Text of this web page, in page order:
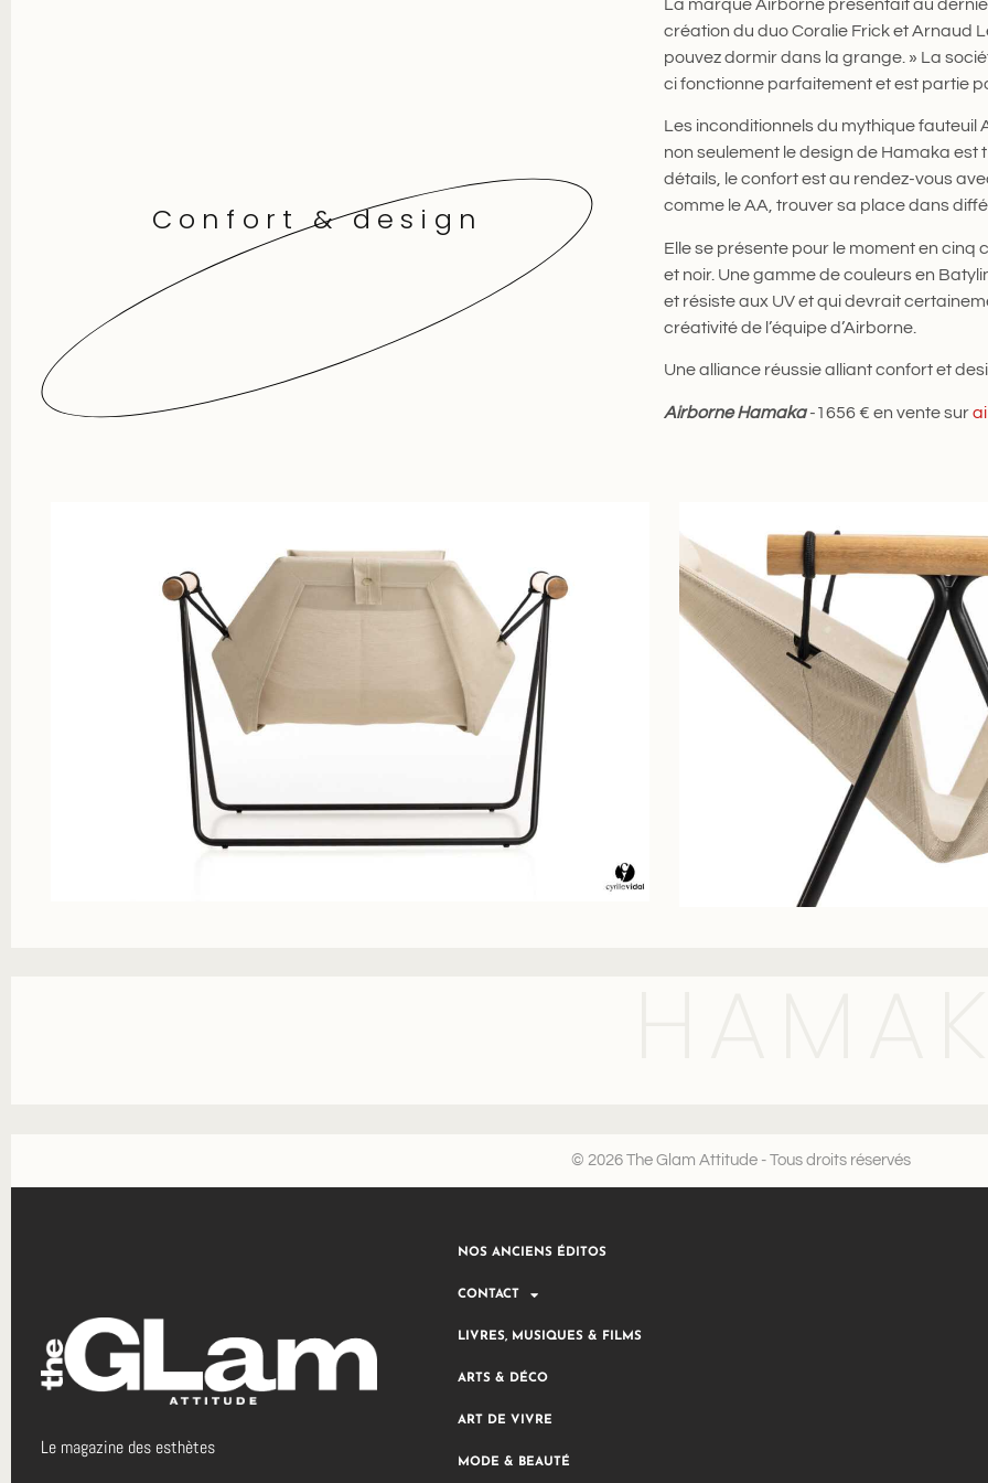
Confort & design
La marque Airborne présentait au
création du duo Coralie Frick et Arnaud
pouvez dormir dans la grange. » La
ci fonctionne parfaitement et est partie
Les inconditionnels du mythique fauteuil
non seulement le design de Hamaka
détails, le confort est au rendez-vous
comme le AA, trouver sa place dans
Elle se présente pour le moment en
et noir. Une gamme de couleurs en
et résiste aux UV et qui devrait
créativité de l’équipe d’Airborne.
Une alliance réussie alliant confort et
Airborne Hamaka-1656 € en vente sur
© 2026 The Glam Attitude - Tous droits réservés
Le magazine des esthètes
NOS ANCIENS ÉDITOS
CONTACT
LIVRES, MUSIQUES & FILMS
ARTS & DÉCO
ART DE VIVRE
MODE & BEAUTÉ